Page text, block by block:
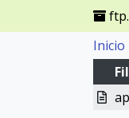
Inicio